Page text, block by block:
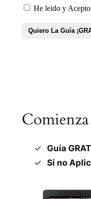
Guía
Si no